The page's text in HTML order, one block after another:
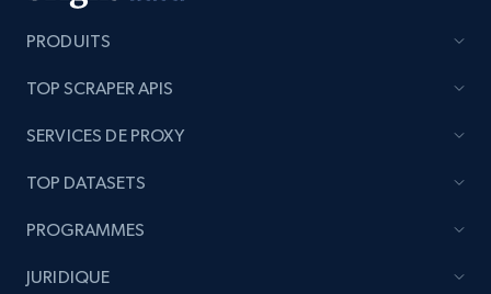
PRODUITS
TOP SCRAPER APIS
SERVICES DE PROXY
TOP DATASETS
PROGRAMMES
JURIDIQUE